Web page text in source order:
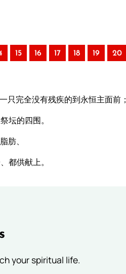
15 16 17 18 19 20
只完全没有残疾的到永恒主面前；
坛的四围。
肪、
都供献上。
your spiritual life.